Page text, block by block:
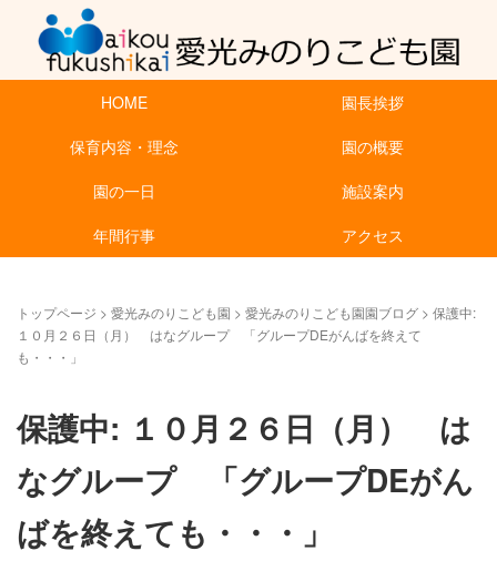
HOME
園長挨拶
保育内容・理念
園の概要
園の一日
施設案内
年間行事
アクセス
トップページ > 愛光みのりこども園 > 愛光みのりこども園園ブログ > 保護中:
１０月２６日（月） はなグループ 「グループDEがんばを終えて
も・・・」
保護中: １０月２６日（月） は
なグループ 「グループDEがん
ばを終えても・・・」